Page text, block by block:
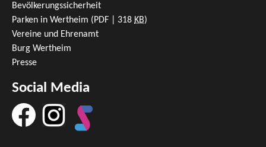
Bevölkerungssicherheit
Parken in Wertheim (PDF | 318 KB)
Vereine und Ehrenamt
Burg Wertheim
Presse
Social Media